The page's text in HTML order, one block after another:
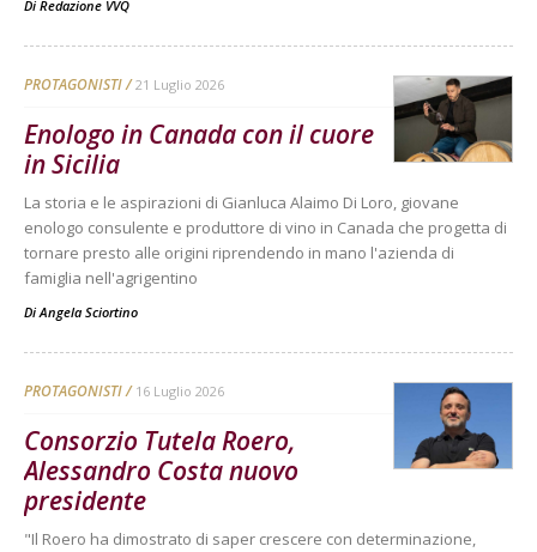
Di Redazione VVQ
PROTAGONISTI 21 Luglio 2026
Enologo in Canada con il cuore
in Sicilia
La storia e le aspirazioni di Gianluca Alaimo Di Loro, giovane
enologo consulente e produttore di vino in Canada che progetta di
tornare presto alle origini riprendendo in mano l'azienda di
famiglia nell'agrigentino
DiAngela Sciortino
PROTAGONISTI 16 Luglio 2026
Consorzio Tutela Roero,
Alessandro Costa nuovo
presidente
"Il Roero ha dimostrato di saper crescere con determinazione,